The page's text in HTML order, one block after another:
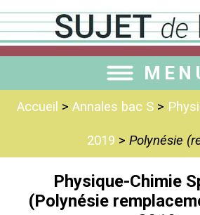
Accueil > Annales bac S>
2019 > Polynésie
Physique-Chimie
(Polynésie